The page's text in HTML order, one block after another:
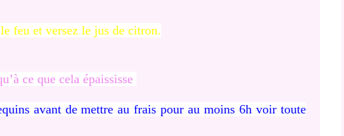
feu et versez le jus de citron.
ce que cela épaississe
avant de mettre au frais pour au moins 6h voir toute